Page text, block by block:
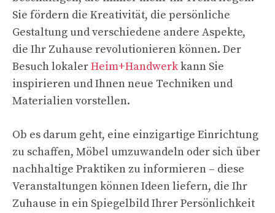
Sie fördern die Kreativität, die persönliche
Gestaltung und verschiedene andere Aspekte,
die Ihr Zuhause revolutionieren können. Der
Besuch lokalerHeim+Handwerkkann Sie
inspirieren und Ihnen neue Techniken und
Materialien vorstellen.
Ob es darum geht, eine einzigartige Einrichtung
zu schaffen, Möbel umzuwandeln oder sich über
nachhaltige Praktiken zu informieren – diese
Veranstaltungen können Ideen liefern, die Ihr
Zuhause in ein Spiegelbild Ihrer Persönlichkeit